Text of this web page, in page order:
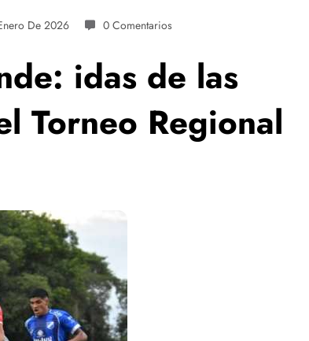
De 2026 0 Comentarios
idas de las
Torneo Regional